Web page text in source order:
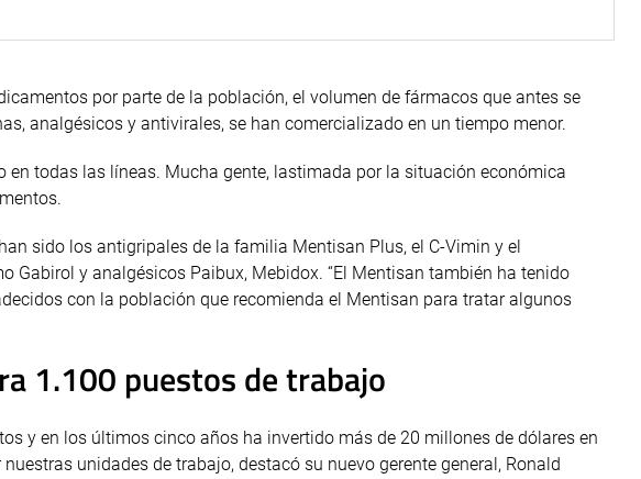
por parte de la población, el volumen de fármacos que antes se
analgésicos y antivirales, se han comercializado en un tiempo menor.
todas las líneas. Mucha gente, lastimada por la situación económica
sido los antigripales de la familia Mentisan Plus, el C-Vimin y el
Gabirol y analgésicos Paibux, Mebidox. “El Mentisan también ha tenido
con la población que recomienda el Mentisan para tratar algunos
1.100 puestos de trabajo
y en los últimos cinco años ha invertido más de 20 millones de dólares en
unidades de trabajo, destacó su nuevo gerente general, Ronald